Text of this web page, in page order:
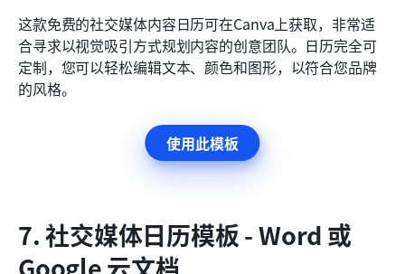
这款免费的社交媒体内容日历可在Canva上获取，非常适
合寻求以视觉吸引方式规划内容的创意团队。日历完全可
定制，您可以轻松编辑文本、颜色和图形，以符合您品牌
的风格。
使用此模板
7. 社交媒体日历模板 - Word 或
Google 云文档